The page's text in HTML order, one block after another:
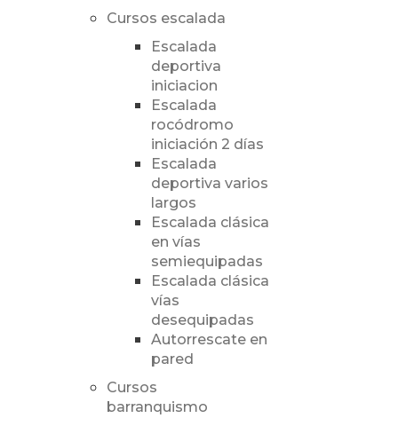
Cursos escalada
Escalada
deportiva
iniciacion
Escalada
rocódromo
iniciación 2 días
Escalada
deportiva varios
largos
Escalada clásica
en vías
semiequipadas
Escalada clásica
vías
desequipadas
Autorrescate en
pared
Cursos
barranquismo